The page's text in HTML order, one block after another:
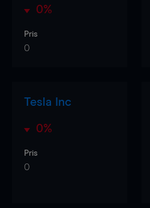
0%
Pris
0
Tesla Inc
0%
Pris
0